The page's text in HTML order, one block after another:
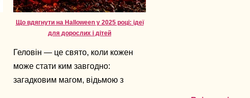
Що вдягнути на Halloween у 2025 році: ідеї
для дорослих і дітей
Геловін — це свято, коли кожен
може стати ким завгодно:
загадковим магом, відьмою з